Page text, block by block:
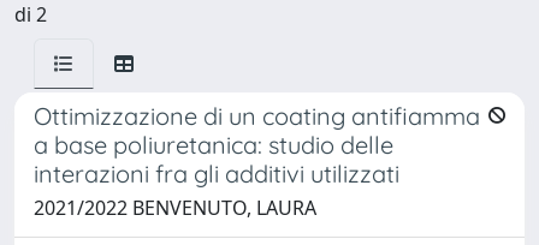
di 2
Ottimizzazione di un coating antifiamma
a base poliuretanica: studio delle
interazioni fra gli additivi utilizzati
2021/2022 BENVENUTO, LAURA